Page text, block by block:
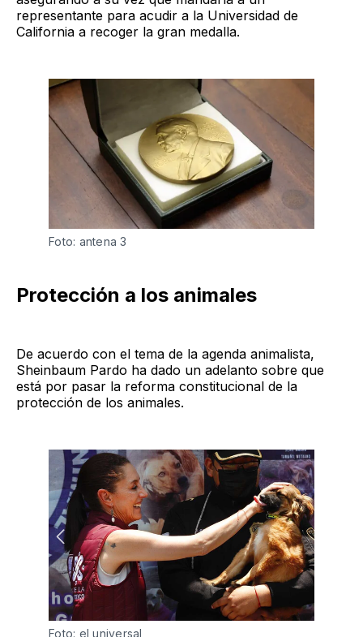
representante para acudir a la Universidad de
California a recoger la gran medalla.
Foto: antena 3
Protección a los animales
De acuerdo con el tema de la agenda animalista,
Sheinbaum Pardo ha dado un adelanto sobre que
está por pasar la reforma constitucional de la
protección de los animales.
Foto: el universal